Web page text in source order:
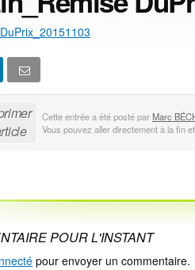
Cette entrée a été posté parMarc
Vous pouvez aller directement à la fin
POUR L'INSTANT
pour envoyer un commentaire.